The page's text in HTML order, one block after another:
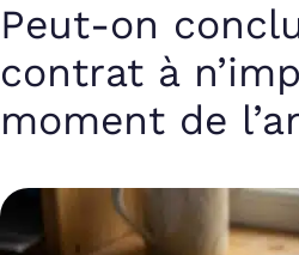
Peut-on
contrat à
moment de